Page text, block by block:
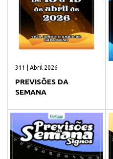
311 | Abril 2026
PREVISÕES DA
SEMANA